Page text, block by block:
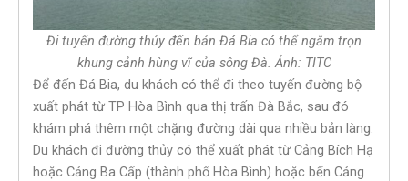
Đi tuyến đường thủy đến bản Đá Bia có thể ngắm trọn
khung cảnh hùng vĩ của sông Đà. Ảnh: TITC
Để đến Đá Bia, du khách có thể đi theo tuyến đường bộ
xuất phát từ TP Hòa Bình qua thị trấn Đà Bắc, sau đó
khám phá thêm một chặng đường dài qua nhiều bản làng.
Du khách đi đường thủy có thể xuất phát từ Cảng Bích Hạ
hoặc Cảng Ba Cấp (thành phố Hòa Bình) hoặc bến Cảng